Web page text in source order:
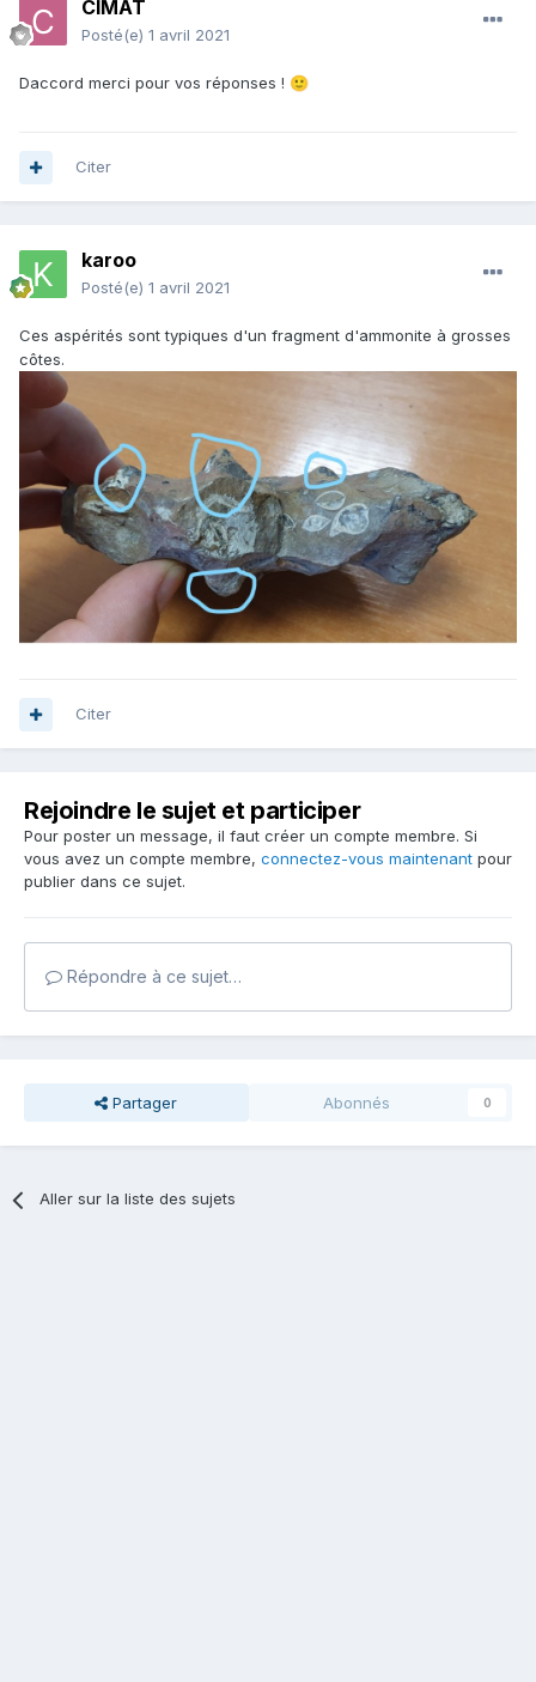
CIMAT
Posté(e) 1 avril 2021
Daccord merci pour vos réponses ! 🙂
Citer
karoo
Posté(e) 1 avril 2021
Ces aspérités sont typiques d'un fragment d'ammonite à grosses
côtes.
Citer
Rejoindre le sujet et participer
Pour poster un message, il faut créer un compte membre. Si
vous avez un compte membre, connectez-vous maintenant pour
publier dans ce sujet.
Répondre à ce sujet…
Partager Abonnés 0
Aller sur la liste des sujets